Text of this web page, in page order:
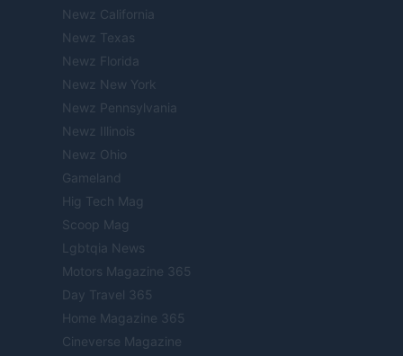
Newz California
Newz Texas
Newz Florida
Newz New York
Newz Pennsylvania
Newz Illinois
Newz Ohio
Gameland
Hig Tech Mag
Scoop Mag
Lgbtqia News
Motors Magazine 365
Day Travel 365
Home Magazine 365
Cineverse Magazine